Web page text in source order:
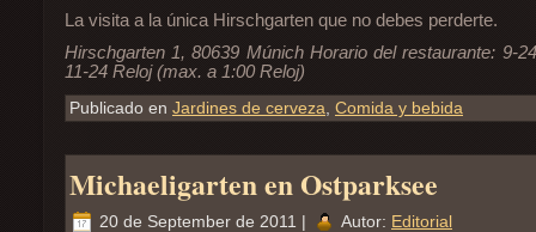
La visita a la única Hirschgarten que no debes perderte.
Hirschgarten 1, 80639 Múnich Horario del restaurante: 9-
11-24 Reloj (max. a 1:00 Reloj)
Publicado en Jardines de cerveza, Comida y bebida
Michaeligarten en Ostparksee
20 de September de 2011 | Autor: Editorial